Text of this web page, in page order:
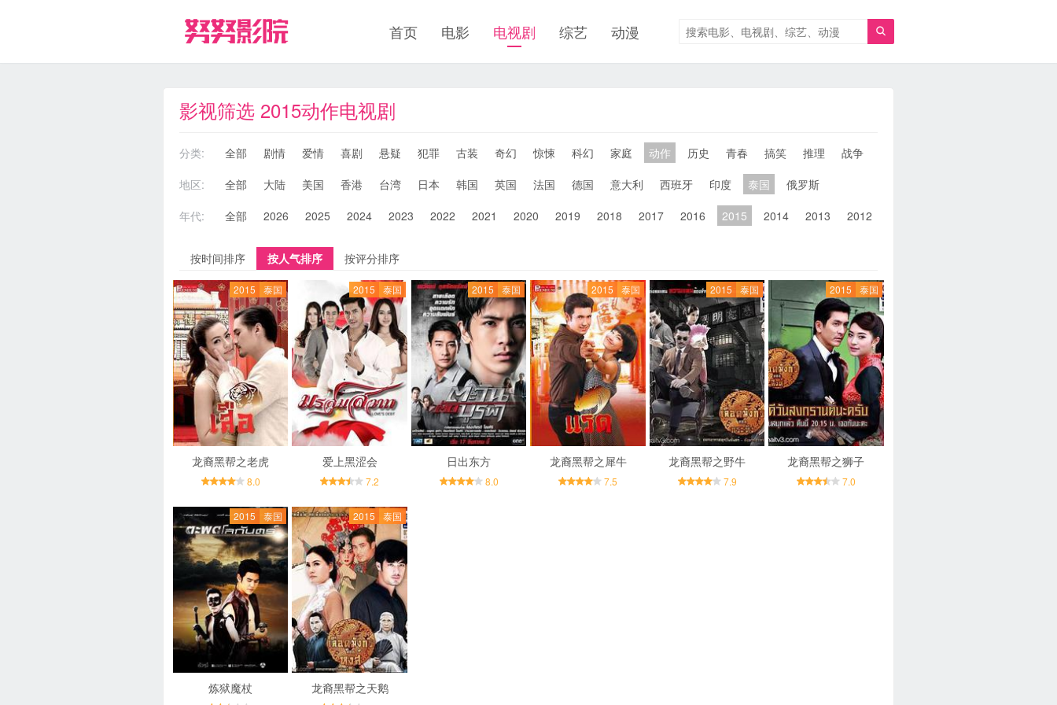

首页 电影 电视剧 综艺 动漫
影视筛选 2015动作电视剧
分类: 全部 剧情 爱情 喜剧 悬疑 犯罪 古装 奇幻 惊悚 科幻 家庭 动作 历史 青春 搞笑 推理 战争
地区:
全部 大陆 美国 香港 台湾 日本 韩国 英国 法国 德国 意大利 西班牙 印度 泰国
俄罗斯
年代:
全部 2026 2025 2024 2023 2022 2021 2020 2019 2018 2017 2016 2015 2014 2013 2012
按时间排序 按人气排序 按评分排序
2015 泰国
龙裔黑帮之老虎
8.0
2015 泰国
爱上黑涩会
7.2
2015 泰国
日出东方
8.0
2015 泰国
龙裔黑帮之犀牛
7.5
2015 泰国
龙裔黑帮之野牛
7.9
2015 泰国
龙裔黑帮之狮子
7.0
2015 泰国
炼狱魔杖
2015 泰国
龙裔黑帮之天鹅